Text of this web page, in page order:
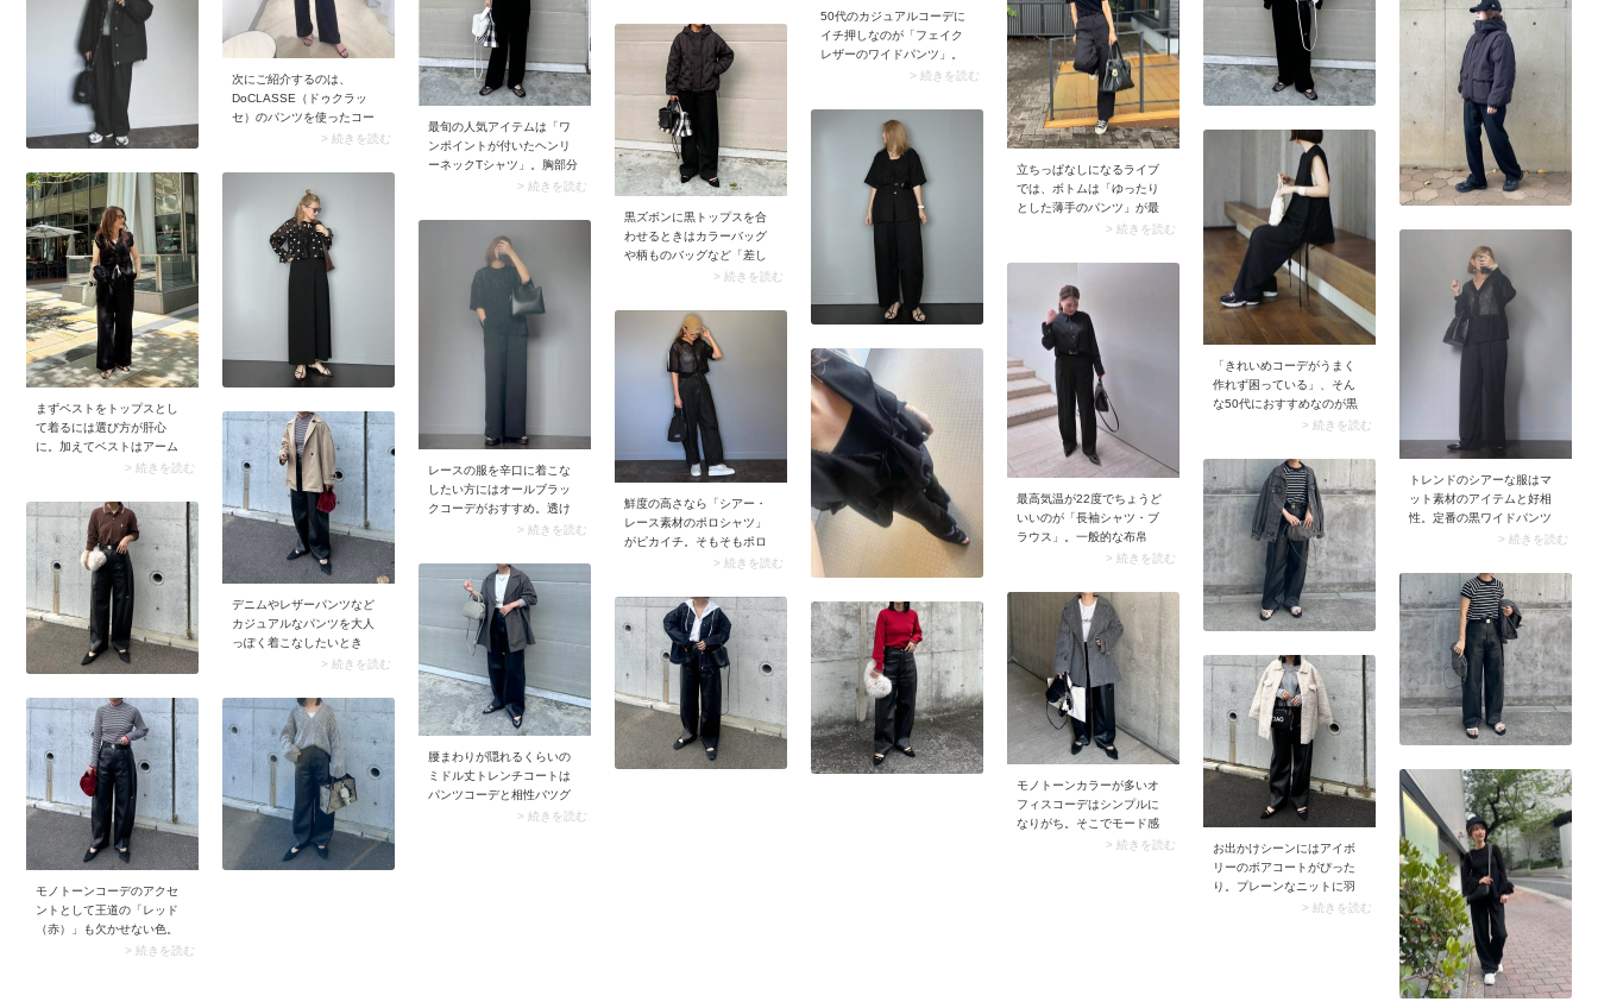
季らしくて上品さもアップ
します。レザーパンツを合
わせクールにまとめれば、
クラス感が漂う着こなし
まとめるのが洗練見えのコ
ツです。
リューム感が可愛い白ニッ
トには、あえて黒のレザー
パンツを合わせて甘辛ミッ
クスに。ニットのデザイン
が効いているからパーティ
ーシーンにぴったり。大人
の可愛さとモード感が共存
する今どきの着こなしで
す。
50代のカジュアルコーデに
イチ押しなのが「フェイク
レザーのワイドパンツ」。
最近はタイトではなくゆっ
流なので、楽ちんなのに穿
くだけで今どきのルックス
に。リーズナブルでお手入
れがラクな合皮素材のアイ
テム展開が多いから、気楽
に取り入れてみては。
> 続きを読む
次にご紹介するのは、
DoCLASSE（ドゥクラッ
セ）のパンツを使ったコー
デ。実はドゥクラッセのパ
評判！ またサイズ展開が豊
富なのも40代50代にとって
嬉しいメリットです。ワイ
ド・ストレート・スリムな
ど幅広い形や素材が揃って
いるので、きっと自分に似
合う1本が見つかるはず！
> 続きを読む
最旬の人気アイテムは「ワ
ンポイントが付いたヘンリ
ーネックTシャツ」。胸部分
に施された刺しゅうやロゴ
タイリングがこなれ見え。
シンプルなワンツーコーデ
がおしゃれに決まります
> 続きを読む
立ちっぱなしになるライブ
では、ボトムは「ゆったり
とした薄手のパンツ」が最
適解。薄めの素材で取り入
快適に過ごせます。ゆとり
のあるシルエットに加えて
ストレッチ性も備えている
パンツを選ぶと動きやすい
ですよ。
> 続きを読む
黒ズボンに黒トップスを合
わせるときはカラーバッグ
や柄ものバッグなど「差し
色的バッグ」をプラス。重
クコーデに映え、スタイリ
ングがこなれて見えます
よ。加えてネックレスやピ
アスなどアクセサリーを添
えるといっそう華やぎま
> 続きを読む
「きれいめコーデがうまく
作れず困っている」、そん
な50代におすすめなのが黒
トップス×パンツのセットア
ん、それぞれ単品でも使え
るのが魅力です。足元はボ
リュームスニーカーであえ
てカジュアルに仕上げると
素敵。歩きやすさ重視のお
出かけに取り入れたいコー
デです。
> 続きを読む
まずベストをトップスとし
て着るには選び方が肝心
に。加えてベストはアーム
ホール（袖ぐり）が大きな
えてもいいインナーを合わ
せておくのが着こなし方の
基本です。初心者さんが取
り入れやすいベストは「コ
ンパクトなニットベス
ト」。ゆったりしすぎてい
ないベストなら、前を閉め
て着るだけでノースリーブ
トップス風の装いに。また
リブニット生地は初夏に着
マッチします。
> 続きを読む
レースの服を辛口に着こな
したい方にはオールブラッ
クコーデがおすすめ。透け
感のあるレースが軽やかさ
ックでも重たく見えませ
ん。レース服に加えてレザ
ーやサテンなど異なる素材
を組み合わせると、さらに
奥行きのあるスタイリング
> 続きを読む
トレンドのシアーな服はマ
ット素材のアイテムと好相
性。定番の黒ワイドパンツ
を穿くときも、ほんのりと
ガンを合わせることでグッ
と鮮度のあるスタイリング
に。スナップの黒シアーカ
ーディガンにあえて白っぽ
いインナーを合わせている
テクニックも見逃せませ
ん。白インナーのおかげで
羽織モノの透け感がより際
立ち、上下黒のスタイリン
グにちょうどいい抜けが加
> 続きを読む
最高気温が22度でちょうど
いいのが「長袖シャツ・ブ
ラウス」。一般的な布帛
（ふはく）生地であれば暑
く、ストレスフリー過ごせ
ます。夏から秋へ変わる時
期は足元も意識。サンダル
からパンプスやフラットシ
ューズに履き替えると◎で
> 続きを読む
鮮度の高さなら「シアー・
レース素材のポロシャツ」
がピカイチ。そもそもポロ
シャツに品のよさがあるの
っぽくなりすぎることなく
涼しげな雰囲気に。手持ち
のパンツに合わせるだけで
おしゃれな旬コーデが完成
します。
> 続きを読む
デニムやレザーパンツなど
カジュアルなパンツを大人
っぽく着こなしたいとき
に、ミドル丈のトレンチコ
丈トレンチコートのように
堅苦しくならないため、ラ
フなパンツが馴染んで大人
カジュアルに決まります。
> 続きを読む
腰まわりが隠れるくらいの
ミドル丈トレンチコートは
パンツコーデと相性バツグ
ン。中でもセンタープレス
> 続きを読む
モノトーンカラーが多いオ
フィスコーデはシンプルに
なりがち。そこでモード感
を出すよう着こなしてみま
> 続きを読む
お出かけシーンにはアイボ
リーのボアコートがぴった
り。プレーンなニットに羽
織るだけで華やかさをプラ
> 続きを読む
モノトーンコーデのアクセ
ントとして王道の「レッド
（赤）」も欠かせない色。
白と黒の装いにバッグでレ
> 続きを読む